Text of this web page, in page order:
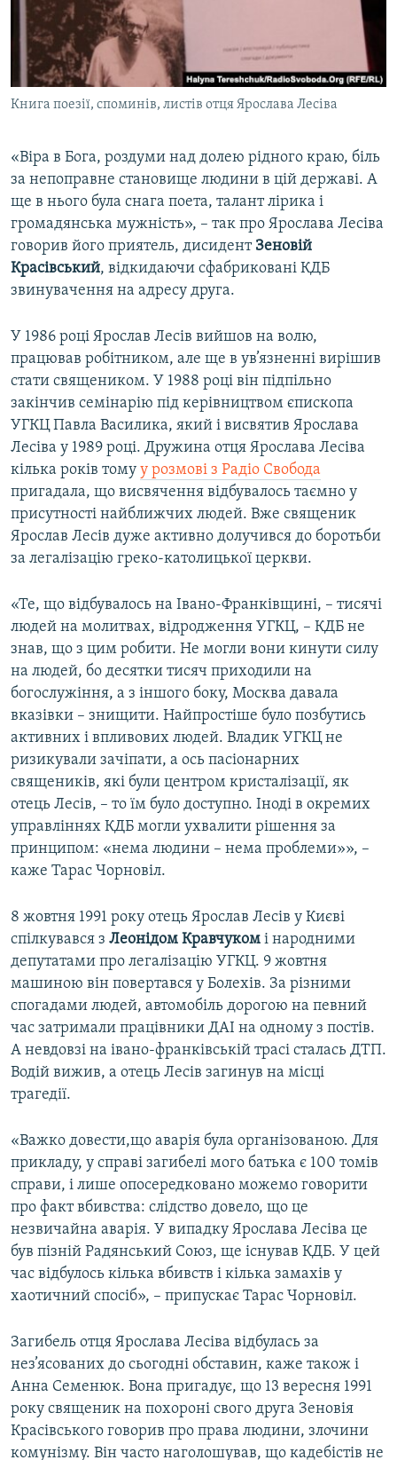
Книга поезії, споминів, листів отця Ярослава Лесіва
«Віра в Бога, роздуми над долею рідного краю, біль
за непоправне становище людини в цій державі. А
ще в нього була снага поета, талант лірика і
громадянська мужність», – так про Ярослава Лесіва
говорив його приятель, дисидент Зеновій
Красівський, відкидаючи сфабриковані КДБ
звинувачення на адресу друга.
У 1986 році Ярослав Лесів вийшов на волю,
працював робітником, але ще в ув’язненні вирішив
стати священиком. У 1988 році він підпільно
закінчив семінарію під керівництвом єпископа
УГКЦ Павла Василика, який і висвятив Ярослава
Лесіва у 1989 році. Дружина отця Ярослава Лесіва
кілька років тому у розмові з Радіо Свобода
пригадала, що висвячення відбувалось таємно у
присутності найближчих людей. Вже священик
Ярослав Лесів дуже активно долучився до боротьби
за легалізацію греко-католицької церкви.
«Те, що відбувалось на Івано-Франківщині, – тисячі
людей на молитвах, відродження УГКЦ, – КДБ не
знав, що з цим робити. Не могли вони кинути силу
на людей, бо десятки тисяч приходили на
богослужіння, а з іншого боку, Москва давала
вказівки – знищити. Найпростіше було позбутись
активних і впливових людей. Владик УГКЦ не
ризикували зачіпати, а ось пасіонарних
священиків, які були центром кристалізації, як
отець Лесів, – то їм було доступно. Іноді в окремих
управліннях КДБ могли ухвалити рішення за
принципом: «нема людини – нема проблеми»», –
каже Тарас Чорновіл.
8 жовтня 1991 року отець Ярослав Лесів у Києві
спілкувався з Леонідом Кравчуком і народними
депутатами про легалізацію УГКЦ. 9 жовтня
машиною він повертався у Болехів. За різними
спогадами людей, автомобіль дорогою на певний
час затримали працівники ДАІ на одному з постів.
А невдовзі на івано-франківській трасі сталась ДТП.
Водій вижив, а отець Лесів загинув на місці
трагедії.
«Важко довести,що аварія була організованою. Для
прикладу, у справі загибелі мого батька є 100 томів
справи, і лише опосередковано можемо говорити
про факт вбивства: слідство довело, що це
незвичайна аварія. У випадку Ярослава Лесіва це
був пізній Радянський Союз, ще існував КДБ. У цей
час відбулось кілька вбивств і кілька замахів у
хаотичний спосіб», – припускає Тарас Чорновіл.
Загибель отця Ярослава Лесіва відбулась за
нез’ясованих до сьогодні обставин, каже також і
Анна Семенюк. Вона пригадує, що 13 вересня 1991
року священик на похороні свого друга Зеновія
Красівського говорив про права людини, злочини
комунізму. Він часто наголошував, що кадебістів не